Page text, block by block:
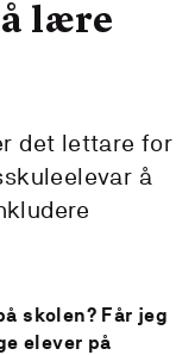
lære
det lettare for
å
skolen? Får jeg
elever på